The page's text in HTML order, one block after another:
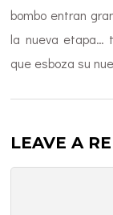
bombo entran
la nueva etapa…
que esboza su
LEAVE A